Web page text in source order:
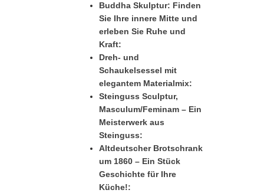
Buddha Skulptur: Finden
Sie Ihre innere Mitte und
erleben Sie Ruhe und
Kraft:
Dreh- und
Schaukelsessel mit
elegantem Materialmix:
Steinguss Sculptur,
Masculum/Feminam – Ein
Meisterwerk aus
Steinguss:
Altdeutscher Brotschrank
um 1860 – Ein Stück
Geschichte für Ihre
Küche!: